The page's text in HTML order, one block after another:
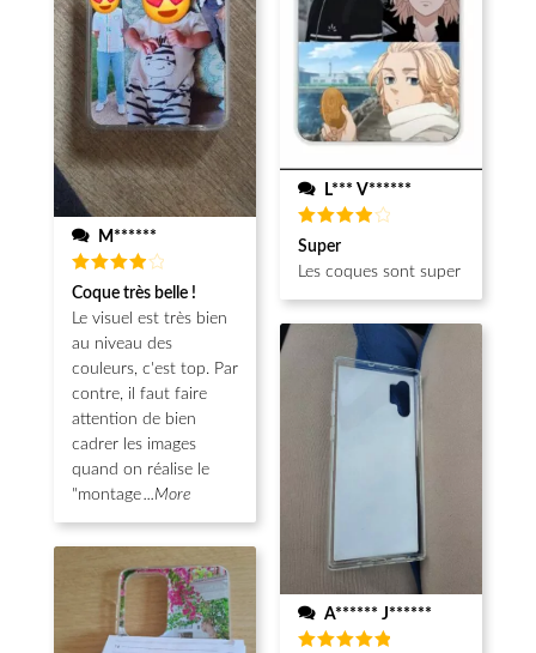
M******
Note4
sur 5
Coque très belle !
Le visuel est très bien
au niveau des
couleurs, c'est top. Par
contre, il faut faire
attention de bien
cadrer les images
quand on réalise le
"montage...More
L*** V******
Note
sur 5
Super
Les coques sont super
A****** J******